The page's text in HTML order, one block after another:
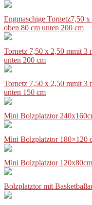
Engmaschige Tornetz7,50
oben 80 cm unten 200 cm
Tornetz 7,50 x 2,50 mmit 3
unten 200 cm
Tornetz 7,50 x 2,50 mmit 3
unten 150 cm
Mini Bolzplatztor
Mini Bolzplatztor 180×120
Mini Bolzplatztor
Bolzplatztor mit